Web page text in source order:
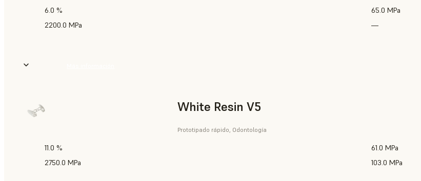
6.0 %
65.0 MPa
2200.0 MPa
—
White Resin V5
Prototipado rápido, Odontología
11.0 %
61.0 MPa
2750.0 MPa
103.0 MPa